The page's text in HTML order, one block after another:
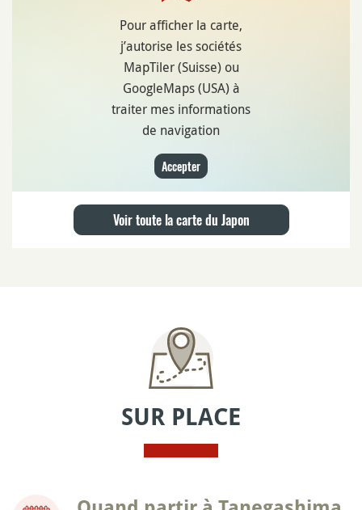
Pour afficher la carte,
j’autorise les sociétés
MapTiler (Suisse) ou
GoogleMaps (USA) à
traiter mes informations
de navigation
Accepter
Voir toute la carte du Japon
SUR PLACE